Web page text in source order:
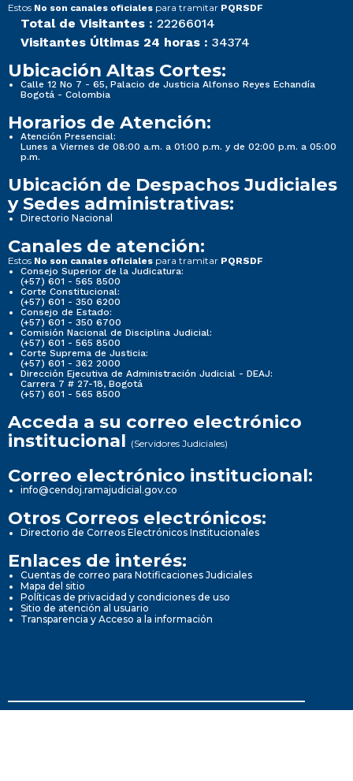
Estos No son canales oficiales para tramitar PQRSDF
Total de Visitantes : 22266014
Visitantes Últimas 24 horas : 34374
Ubicación Altas Cortes:
Calle 12 No 7 - 65, Palacio de Justicia Alfonso Reyes Echandía
Bogotá - Colombia
Horarios de Atención:
Atención Presencial:
Lunes a Viernes de 08:00 a.m. a 01:00 p.m. y de 02:00 p.m. a 05:00
p.m.
Ubicación de Despachos Judiciales
y Sedes administrativas:
Directorio Nacional
Canales de atención:
Estos No son canales oficiales para tramitar PQRSDF
Consejo Superior de la Judicatura:
(+57) 601 - 565 8500
Corte Constitucional:
(+57) 601 - 350 6200
Consejo de Estado:
(+57) 601 - 350 6700
Comisión Nacional de Disciplina Judicial:
(+57) 601 - 565 8500
Corte Suprema de Justicia:
(+57) 601 - 362 2000
Dirección Ejecutiva de Administración Judicial - DEAJ:
Carrera 7 # 27-18, Bogotá
(+57) 601 - 565 8500
Acceda a su correo electrónico
institucional (Servidores Judiciales)
Correo electrónico institucional:
info@cendoj.ramajudicial.gov.co
Otros Correos electrónicos:
Directorio de Correos Electrónicos Institucionales
Enlaces de interés:
Cuentas de correo para Notificaciones Judiciales
Mapa del sitio
Políticas de privacidad y condiciones de uso
Sitio de atención al usuario
Transparencia y Acceso a la información